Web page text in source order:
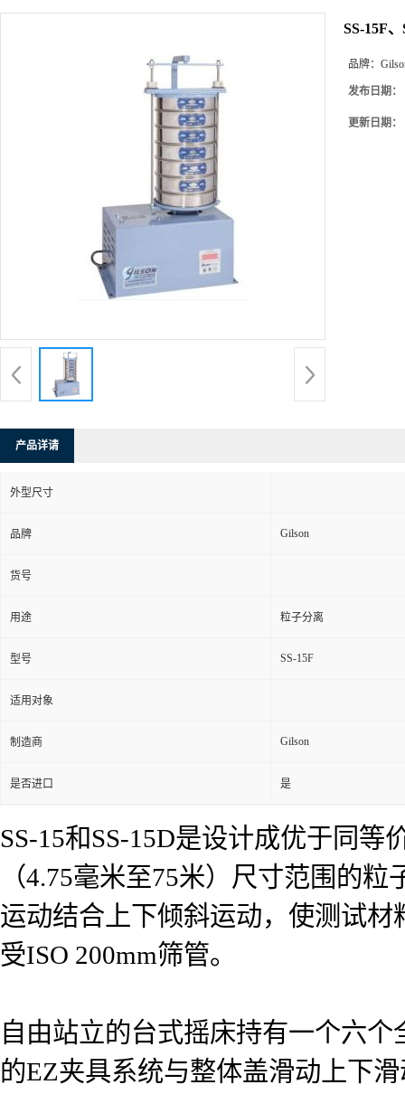
SS-15F
品牌：
发布日期：
更新日期：
产品详请
外型尺寸
品牌 Gilson
货号
用途 粒子分离
型号 SS-15F
适用对象
制造商 Gilson
是否进口 是
SS-15和SS-15D是设计成优于同
（4.75毫米至75米）尺寸范围的
运动结合上下倾斜运动，使测试
受ISO 200mm筛管。
自由站立的台式摇床持有一个六
的EZ夹具系统与整体盖滑动上下